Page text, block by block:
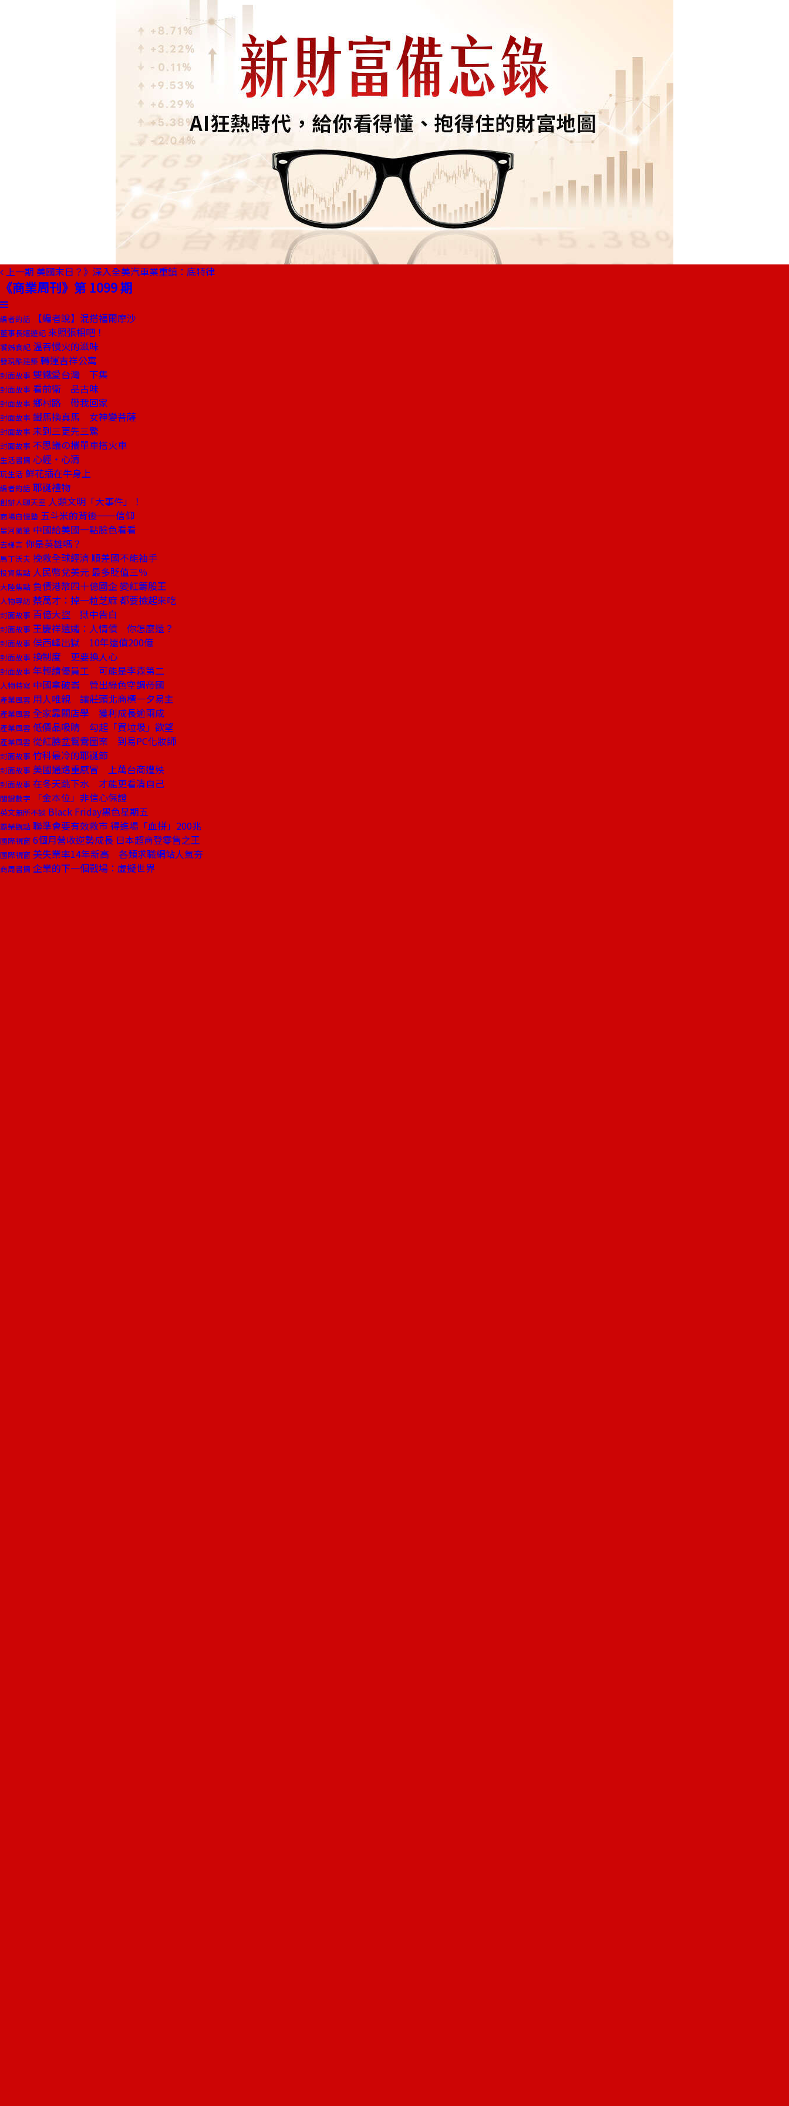
上一期 美國末日？》深入全美汽車業重鎮：底特律
《商業周刊》第 1099 期
編者的話 【編者說】混搭福爾摩沙
董事長嬉遊記 來照張相吧！
饕姊食記 溫吞慢火的滋味
發現酷建築 轉運吉祥公寓
封面故事 雙鐵愛台灣 下集
封面故事 看前衛 品古味
封面故事 鄉村路 帶我回家
封面故事 鐵馬換真馬 女神變菩薩
封面故事 未到三更先三驚
封面故事 不思議の攜單車搭火車
生活書摘 心經‧心清
玩生活 鮮花插在牛身上
編者的話 耶誕禮物
創辦人聊天室 人類文明「大事件」！
商場自慢塾 五斗米的背後——信仰
星河隨筆 中國給美國一點臉色看看
去梯言 你是英雄嗎？
馬丁沃夫 挽救全球經濟 順差國不能袖手
投資焦點 人民幣兌美元 最多貶值三％
大陸焦點 負債港幣四十億國企 變紅籌股王
人物專訪 蔡萬才：掉一粒芝麻 都要撿起來吃
封面故事 百億大盜 獄中告白
封面故事 王慶祥遺孀：人情債 你怎麼還？
封面故事 侯西峰出獄 10年還債200億
封面故事 換制度 更要換人心
封面故事 年輕績優員工 可能是李森第二
人物特寫 中國拿破崙 管出綠色空調帝國
產業風雲 用人唯親 讓莊頭北商標一夕易主
產業風雲 全家靠關店學 獲利成長逾兩成
產業風雲 低價品吸睛 勾起「買垃圾」欲望
產業風雲 從紅臉盆鴛鴦圖案 到易PC化妝師
封面故事 竹科最冷的耶誕節
封面故事 美國通路重感冒 上萬台商遭殃
封面故事 在冬天跳下水 才能更看清自己
關鍵數字 「金本位」非信心保證
英文無所不談 Black Friday黑色星期五
霸榮觀點 聯準會要有效救市 得進場「血拼」200兆
國際視窗 6個月營收逆勢成長 日本超商登零售之王
國際視窗 美失業率14年新高 各類求職網站人氣夯
商周書摘 企業的下一個戰場：虛擬世界